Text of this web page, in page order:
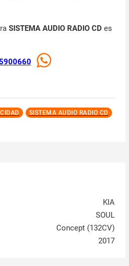
SISTEMA AUDIO RADIO CD es
SISTEMA AUDIO RADIO CD
KIA
SOUL
Concept (132CV)
2017